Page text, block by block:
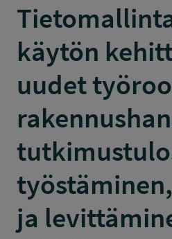
käytön
uudet
ja